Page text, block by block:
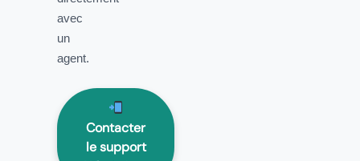
avec
un
agent.
Contacter
le support